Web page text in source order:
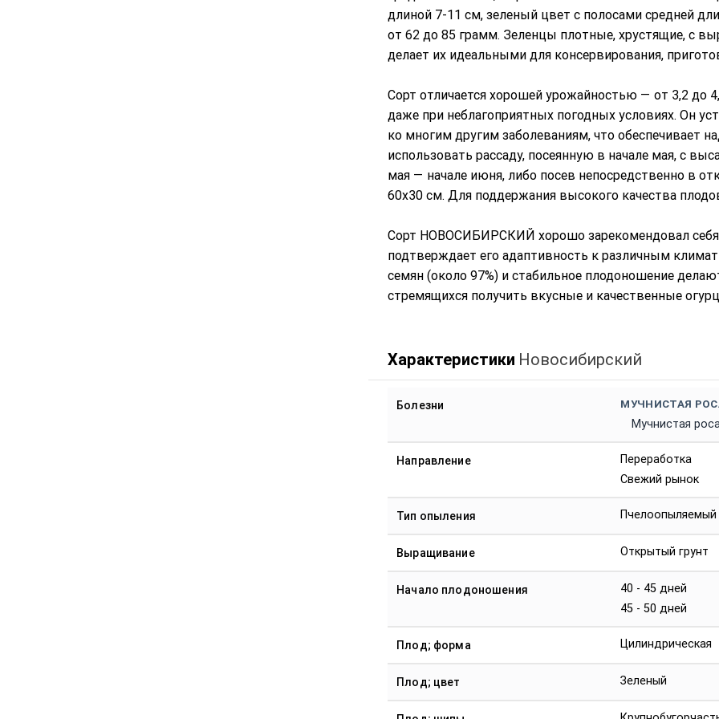
длиной 7-11 см, зеленый цвет с полосами средней
от 62 до 85 грамм. Зеленцы плотные, хрустящие, с
делает их идеальными для консервирования,
Сорт отличается хорошей урожайностью — от 3,2 до
даже при неблагоприятных погодных условиях. Он
ко многим другим заболеваниям, что обеспечивает
использовать рассаду, посеянную в начале мая, с
мая — начале июня, либо посев непосредственно в
60х30 см. Для поддержания высокого качества
Сорт НОВОСИБИРСКИЙ хорошо зарекомендовал себя
подтверждает его адаптивность к различным
семян (около 97%) и стабильное плодоношение
стремящихся получить вкусные и качественные
Характеристики Новосибирский
Болезни МУЧНИСТАЯ
Мучнистая
Направление
Переработка
Свежий рынок
Тип опыления Пчелоопыляемый
Выращивание Открытый грунт
Начало плодоношения
40 - 45 дней
45 - 50 дней
Плод; форма Цилиндрическая
Плод; цвет Зеленый